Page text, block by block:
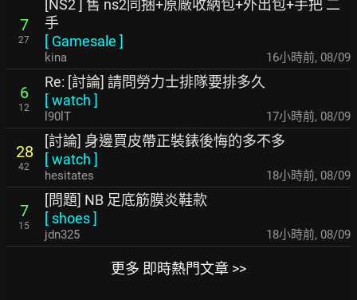
7
27
[NS2 ] 售 ns2同捆+原廠收納包+外出包+手把 二
手
[ Gamesale ]
kina 16小時前, 08/09
6
12
Re: [討論] 請問勞力士排隊要排多久
[watch ]
l90lT 17小時前, 08/09
28
42
[討論] 身邊買皮帶正裝錶後悔的多不多
[watch ]
hesitates 18小時前, 08/09
7
15
[問題] NB 足底筋膜炎鞋款
[ shoes]
jdn325 18小時前, 08/09
更多 即時熱門文章 >>